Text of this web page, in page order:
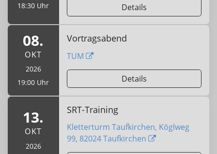
18:30 Uhr
Details
08.
OKT
2026
19:00 Uhr
Vortragsabend
TUM
Details
13.
OKT
2026
SRT-Training
Kletterturm Taufkirchen, Köglweg
99, 82024 Taufkirchen